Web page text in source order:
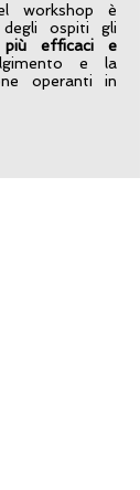
workshop è
ospiti gli
efficaci e
e la
operanti in